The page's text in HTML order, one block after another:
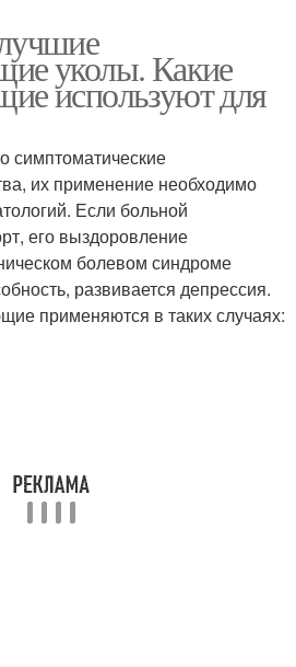
уколы. Какие
используют для
симптоматические
их применение необходимо
Если больной
его выздоровление
болевом синдроме
развивается депрессия.
применяются в таких случаях: